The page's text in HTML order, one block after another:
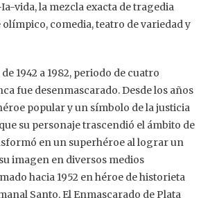
vida, la mezcla exacta de tragedia
comedia, teatro de variedad y
1942 a 1982, periodo de cuatro
fue desenmascarado. Desde los años
popular y un símbolo de la justicia
su personaje trascendió el ámbito de
en un superhéroe al lograr un
imagen en diversos medios
hacia 1952 en héroe de historieta
Santo, El Enmascarado de Plata